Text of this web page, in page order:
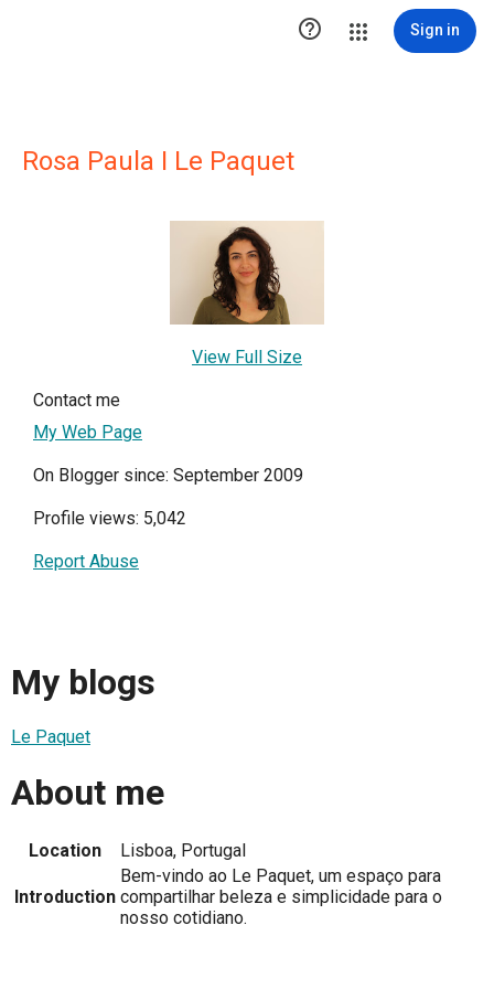
 Sign in
Rosa Paula I Le Paquet
View Full Size
Contact me
My Web Page
On Blogger since: September 2009
Profile views: 5,042
Report Abuse
My blogs
Le Paquet
About me
Location Lisboa, Portugal
Introduction
Bem-vindo ao Le Paquet, um espaço para
compartilhar beleza e simplicidade para o
nosso cotidiano.